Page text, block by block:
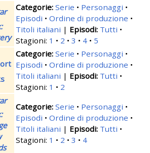
Serie
Personaggi
Episodi
Ordine di produzione
Titoli italiani |
Tutti
Stagioni: 1 2 3 4 5
Serie
Personaggi
Episodi
Ordine di produzione
Titoli italiani |
Tutti
Stagioni: 1
2
Serie
Personaggi
Episodi
Ordine di produzione
Titoli italiani |
Tutti
Stagioni: 1 2 3 4